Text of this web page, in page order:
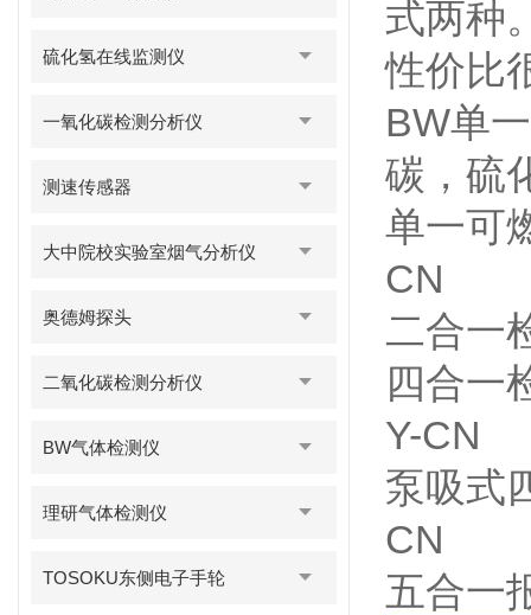
硫化氢在线监测仪
一氧化碳检测分析仪
测速传感器
大中院校实验室烟气分析仪
奥德姆探头
二氧化碳检测分析仪
BW气体检测仪
理研气体检测仪
TOSOKU东侧电子手轮
式两种
性价比
BW单
碳，硫
单一可
CN
二合一
四合一
Y-CN
泵吸式
CN
五合一